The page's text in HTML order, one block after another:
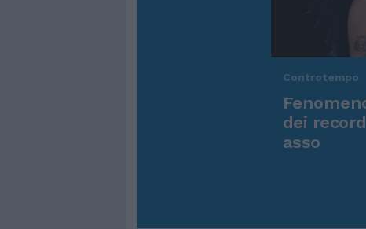
Controtempo
dei
asso